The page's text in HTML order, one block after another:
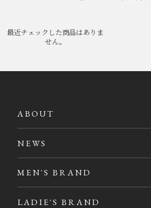
最近チェックした商品はありま
せん。
ABOUT
NEWS
MEN'S BRAND
LADIE'S BRAND